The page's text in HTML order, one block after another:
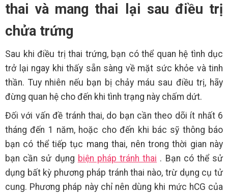
thai và mang thai lại sau điều trị
chửa trứng
Sau khi điều trị thai trứng, bạn có thể quan hệ tình dục
trở lại ngay khi thấy sẵn sàng về mặt sức khỏe và tinh
thần. Tuy nhiên nếu bạn bị chảy máu sau điều trị, hãy
đừng quan hệ cho đến khi tình trạng này chấm dứt.
Đối với vấn đề tránh thai, do bạn cần theo dõi ít nhất 6
tháng đến 1 năm, hoặc cho đến khi bác sỹ thông báo
bạn có thể tiếp tục mang thai, nên trong thời gian này
bạn cần sử dụng biện pháp tránh thai . Bạn có thể sử
dụng bất kỳ phương pháp tránh thai nào, trừ dụng cụ tử
cung. Phương pháp này chỉ nên dùng khi mức hCG của